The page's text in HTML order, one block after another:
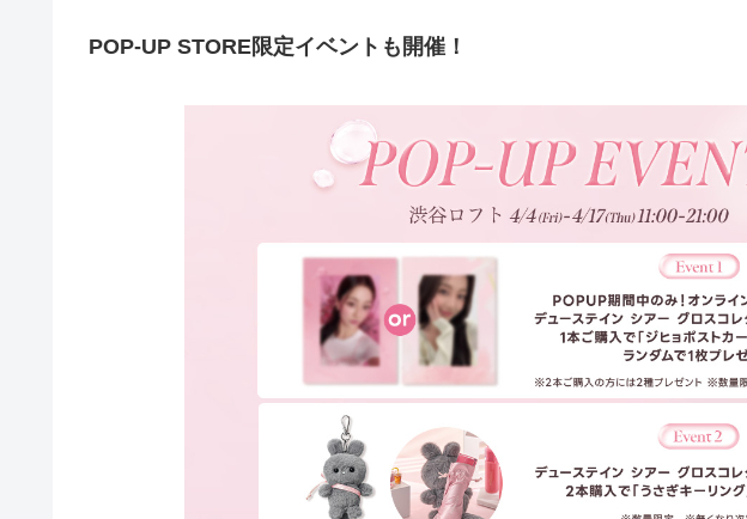
POP-UP STORE限定イベントも開催！